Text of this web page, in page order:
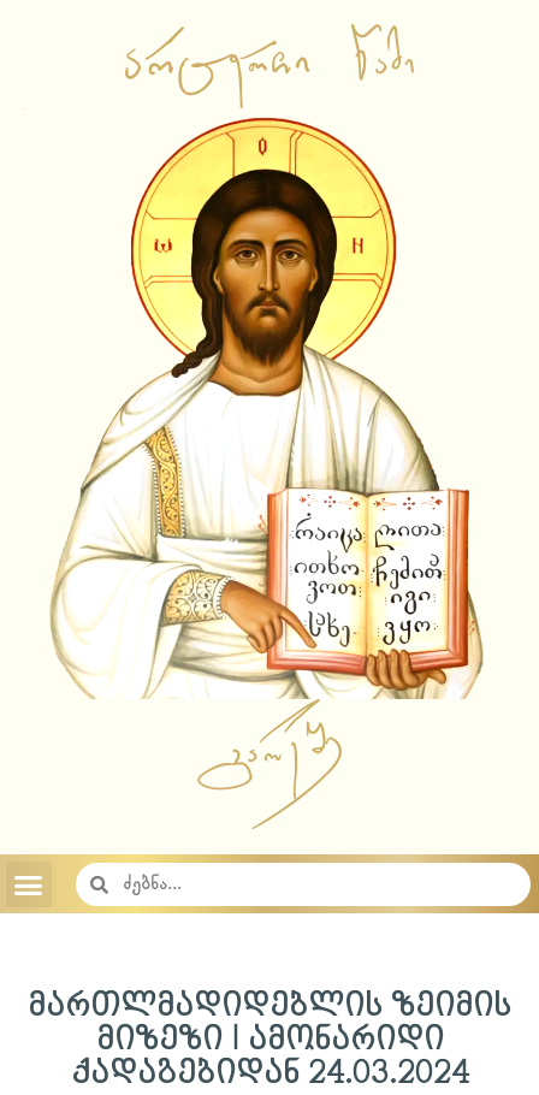
საწყისი გვერდი
ვიდეო ჩანაწერები
ამბიონის ქადაგებები
საჯარო შეხვედრები
ლექციები
სატელევიზიო გადაცემები
სხვა
ამონარიდები
ვიდეოამონარიდები
ტექსტური ამონარიდები
YouTube Shorts
სიახლეები
აუდიო ჩანაწერები
აუდიო ჩანაწერები 2023
აუდიო ჩანაწერები 2022
აუდიო ჩანაწერები 2021
აუდიო ჩანაწერები 2020
აუდიო ჩანაწერები 2019
აუდიო ჩანაწერები 2018
საიტის შესახებ
მართლმადიდებლის ზეიმის
მიზეზი I ამონარიდი
ქადაგებიდან 24.03.2024